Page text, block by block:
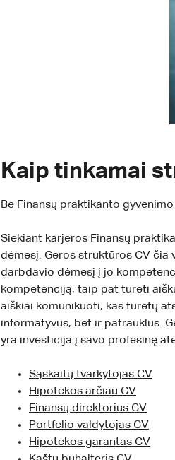
Kaip tinkamai
Be Finansų praktikanto
Siekiant karjeros Finansų
dėmesį. Geros struktūros CV
darbdavio dėmesį į jo
kompetenciją, taip pat turėti
aiškiai komunikuoti, kas turėtų
informatyvus, bet ir patrauklus.
yra investicija į savo profesinę
Sąskaitų tvarkytojas CV
Hipotekos arčiau CV
Finansų direktorius CV
Portfelio valdytojas CV
Hipotekos garantas CV